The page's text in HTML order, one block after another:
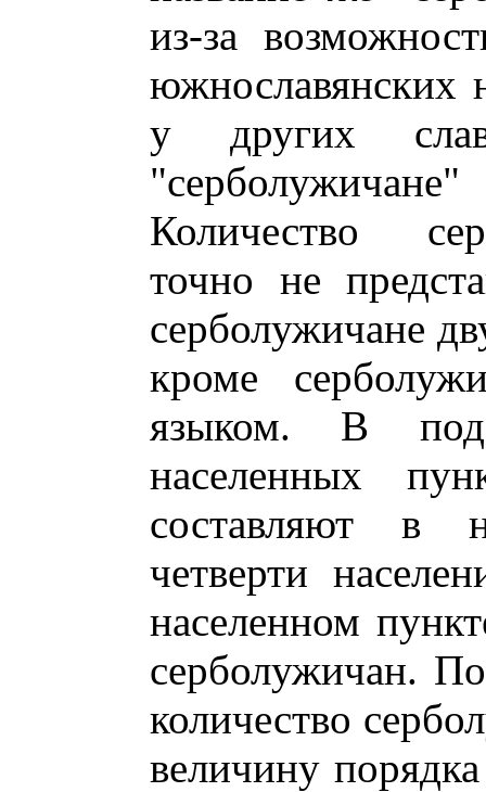
из-за
южнославянских
у других
Количество
точно не
серболужичане
кроме
языком. В
населенных
составляют в
четверти
населенном
серболужичан.
количество
величину